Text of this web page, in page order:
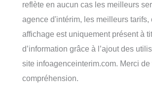
reflète en aucun cas les meilleurs
agence d'intérim, les meilleurs
affichage est uniquement présent à
d’information grâce à l’ajout des
site infoagenceinterim.com. Merci de
compréhension.